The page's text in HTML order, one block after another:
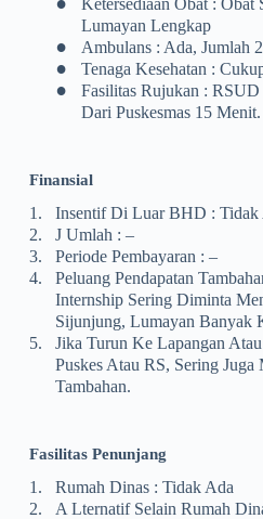
Ketersediaan Obat : Obat
Lumayan Lengkap
• Ambulans : Ada, Jumlah 2
• Tenaga Kesehatan :
•
Fasilitas Rujukan :
Dari Puskesmas 15 Menit.
Finansial
1.
Insentif Di Luar BHD : Tidak
2.
J Umlah : –
3.
Periode Pembayaran : –
4.
Peluang Pendapatan
Internship Sering Diminta
Sijunjung, Lumayan Banyak
5.
Jika Turun Ke Lapangan
Puskes Atau RS, Sering Juga
Tambahan.
Fasilitas Penunjang
1.
Rumah Dinas : Tidak Ada
2.
A Lternatif Selain Rumah